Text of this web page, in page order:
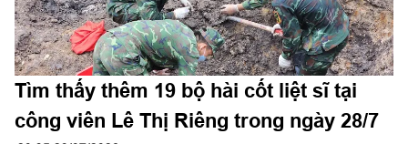
Tìm thấy thêm 19 bộ hài cốt liệt sĩ tại
công viên Lê Thị Riêng trong ngày 28/7